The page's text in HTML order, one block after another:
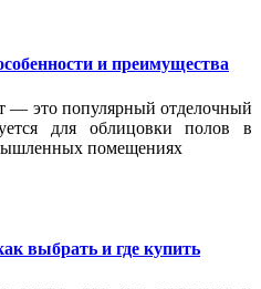
и преимущества
— это популярный отделочный
для облицовки полов в
помещениях
выбрать и где купить